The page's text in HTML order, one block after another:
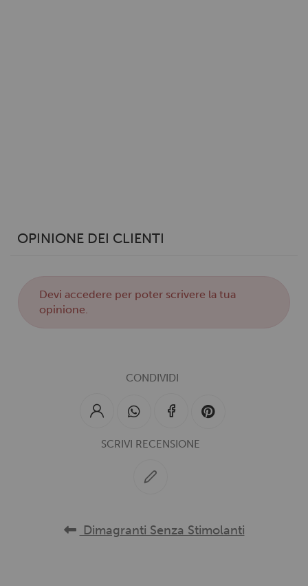
OPINIONE DEI CLIENTI
Deviaccedere per poter scrivere la tua
opinione.
CONDIVIDI
SCRIVI RECENSIONE
Dimagranti Senza Stimolanti